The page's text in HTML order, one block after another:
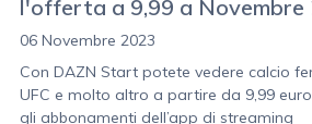
l'offerta a 9,99 a Novembre
06 Novembre 2023
Con DAZN Start potete vedere calcio
UFC e molto altro a partire da 9,99
gli abbonamenti dell’app di streaming